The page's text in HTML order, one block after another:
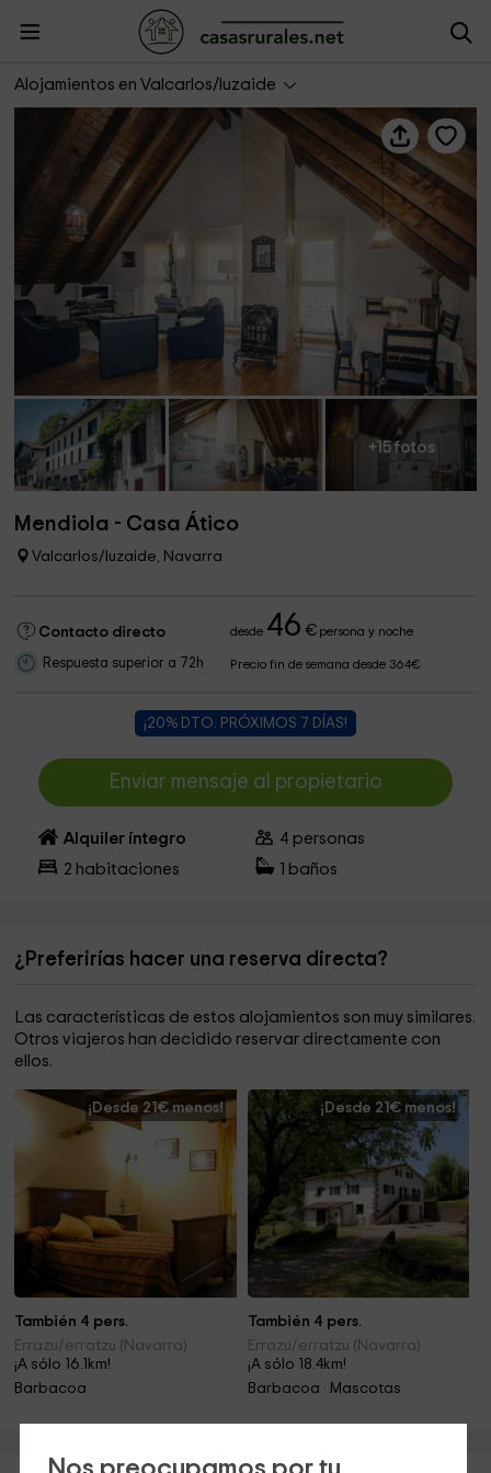
Alojamientos en Valcarlos/luzaide
Mendiola - Casa Ático
+15 fotos
Mendiola - Casa Ático
Valcarlos/luzaide, Navarra
Contacto directo desde 46 €persona y noche
Respuesta superior a 72h Precio fin de semana desde 364€
¡20% DTO. PRÓXIMOS 7 DÍAS!
Enviar mensaje al propietario
Alquiler íntegro 4 personas
2 habitaciones baños
¿Preferirías hacer una reserva directa?
Las características de estos alojamientos son muy similares.
Otros viajeros han decidido reservar directamente con
ellos.
¡Desde 21€ menos!
También 4 pers.
Errazu/erratzu (Navarra)
¡A sólo 16.1km!
Barbacoa
¡Desde 21€ menos!
También 4 pers.
Errazu/erratzu (Navarra)
¡A sólo 18.4km!
Barbacoa · Mascotas